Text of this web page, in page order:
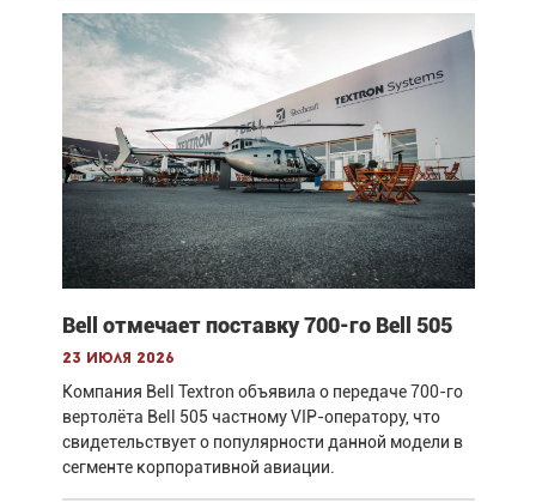
Bell отмечает поставку 700-го Bell 505
23 июля 2026
Компания Bell Textron объявила о передаче 700-го
вертолёта Bell 505 частному VIP-оператору, что
свидетельствует о популярности данной модели в
сегменте корпоративной авиации.